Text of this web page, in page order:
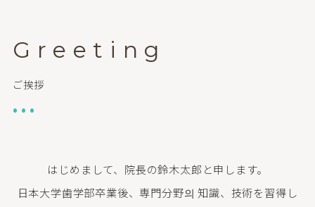
Greeting
ご挨拶
•••
はじめまして、院長の鈴木太郎と申します。
日本大学歯学部卒業後、専門分野의 知識、技術を習得し